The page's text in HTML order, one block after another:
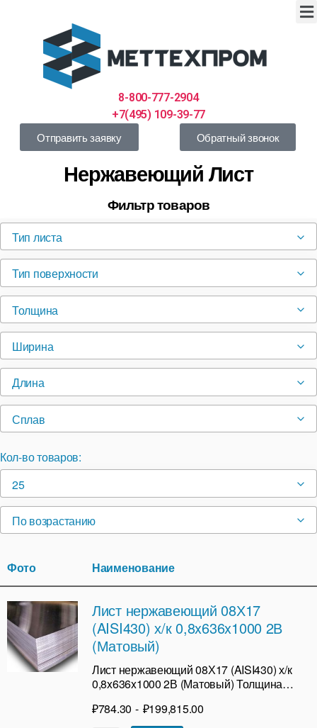
8-800-777-2904
+7(495) 109-39-77
Отправить заявку Обратный звонок
Нержавеющий Лист
Фильтр товаров
Тип листа
Тип поверхности
Толщина
Ширина
Длина
Сплав
Кол-во товаров:
25
По возрастанию
Фото Наименование
Лист нержавеющий 08Х17
(AISI430) х/к 0,8x636x1000 2В
(Матовый)
Лист нержавеющий 08Х17 (AISI430) х/к
0,8x636x1000 2В (Матовый) Толщина…
₽784.30 - ₽199,815.00